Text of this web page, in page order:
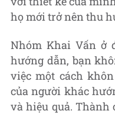
họ mới trở nên thu
Nhóm Khai Vấn ở
hướng dẫn, bạn
việc một cách
của người khác
và hiệu quả. Thành